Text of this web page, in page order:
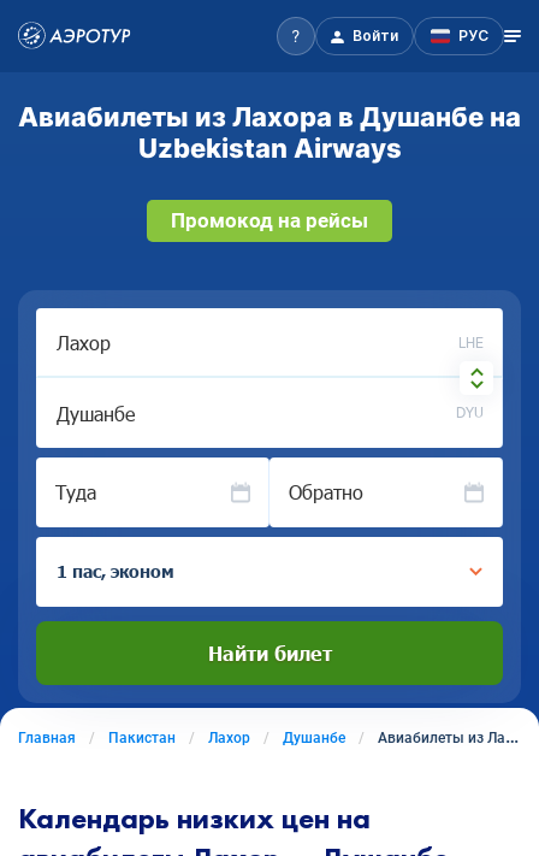
Войти РУС
Авиабилеты из Лахора в Душанбе на
Uzbekistan Airways
Промокод на рейсы
LHE
DYU
Туда Обратно
1 пас, эконом
Найти билет
Главная Пакистан Лахор Душанбе Авиабилеты из Лахора в Душанбе
Календарь низких цен на